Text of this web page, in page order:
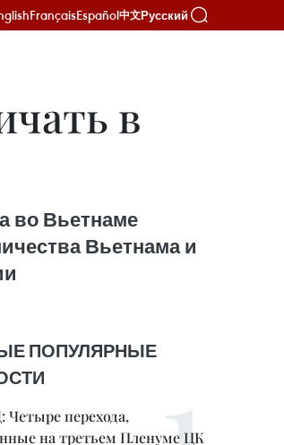
FrançaisEspañol中文Русский
в
во Вьетнаме
Вьетнама и
ПОПУЛЯРНЫЕ
перехода,
на третьем Пленуме ЦК